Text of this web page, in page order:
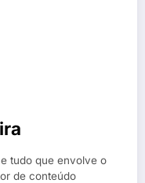
tudo que envolve o
de conteúdo